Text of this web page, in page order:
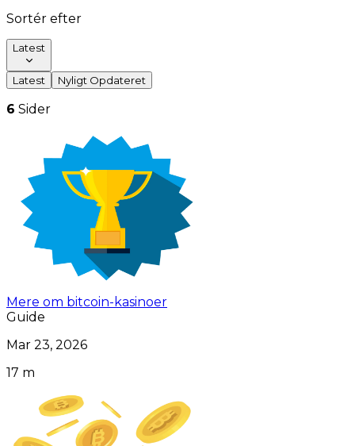
Sortér efter
Latest
Latest Nyligt Opdateret
6 Sider
Mere om bitcoin-kasinoer
Guide
Mar 23, 2026
17 m